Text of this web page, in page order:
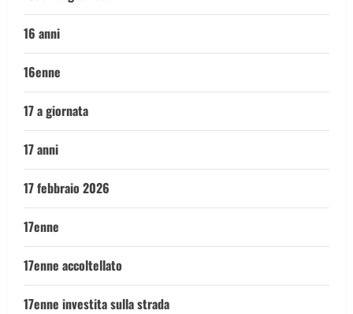
16 anni
16enne
17 a giornata
17 anni
17 febbraio 2026
17enne
17enne accoltellato
17enne investita sulla strada